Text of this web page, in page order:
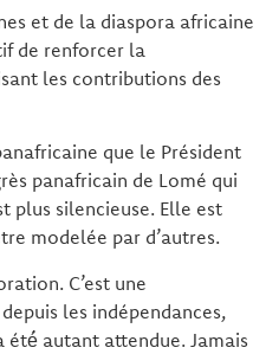
et de la diaspora africaine
de renforcer la
les contributions des
que le Président
panafricain de Lomé qui
plus silencieuse. Elle est
modelée par d’autres.
C’est une
les indépendances,
été́ autant attendue. Jamais